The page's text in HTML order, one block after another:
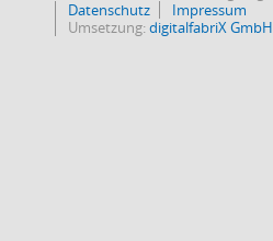
Datenschutz
Impressum
Umsetzung:digitalfabriX GmbH